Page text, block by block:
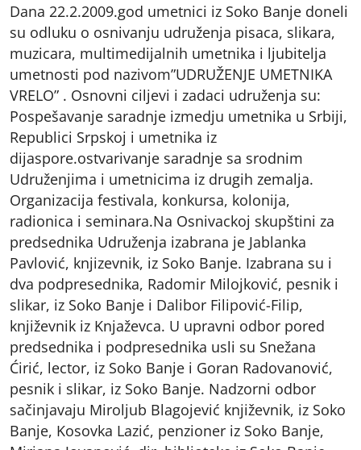
Dana 22.2.2009.god umetnici iz Soko Banje doneli
su odluku o osnivanju udruženja pisaca, slikara,
muzicara, multimedijalnih umetnika i ljubitelja
umetnosti pod nazivom”UDRUŽENJE UMETNIKA
VRELO” . Osnovni ciljevi i zadaci udruženja su:
Pospešavanje saradnje izmedju umetnika u Srbiji,
Republici Srpskoj i umetnika iz
dijaspore.ostvarivanje saradnje sa srodnim
Udruženjima i umetnicima iz drugih zemalja.
Organizacija festivala, konkursa, kolonija,
radionica i seminara.Na Osnivackoj skupštini za
predsednika Udruženja izabrana je Jablanka
Pavlović, knjizevnik, iz Soko Banje. Izabrana su i
dva podpresednika, Radomir Milojković, pesnik i
slikar, iz Soko Banje i Dalibor Filipović-Filip,
književnik iz Knjaževca. U upravni odbor pored
predsednika i podpresednika usli su Snežana
Ćirić, lector, iz Soko Banje i Goran Radovanović,
pesnik i slikar, iz Soko Banje. Nadzorni odbor
sačinjavaju Miroljub Blagojević književnik, iz Soko
Banje, Kosovka Lazić, penzioner iz Soko Banje,